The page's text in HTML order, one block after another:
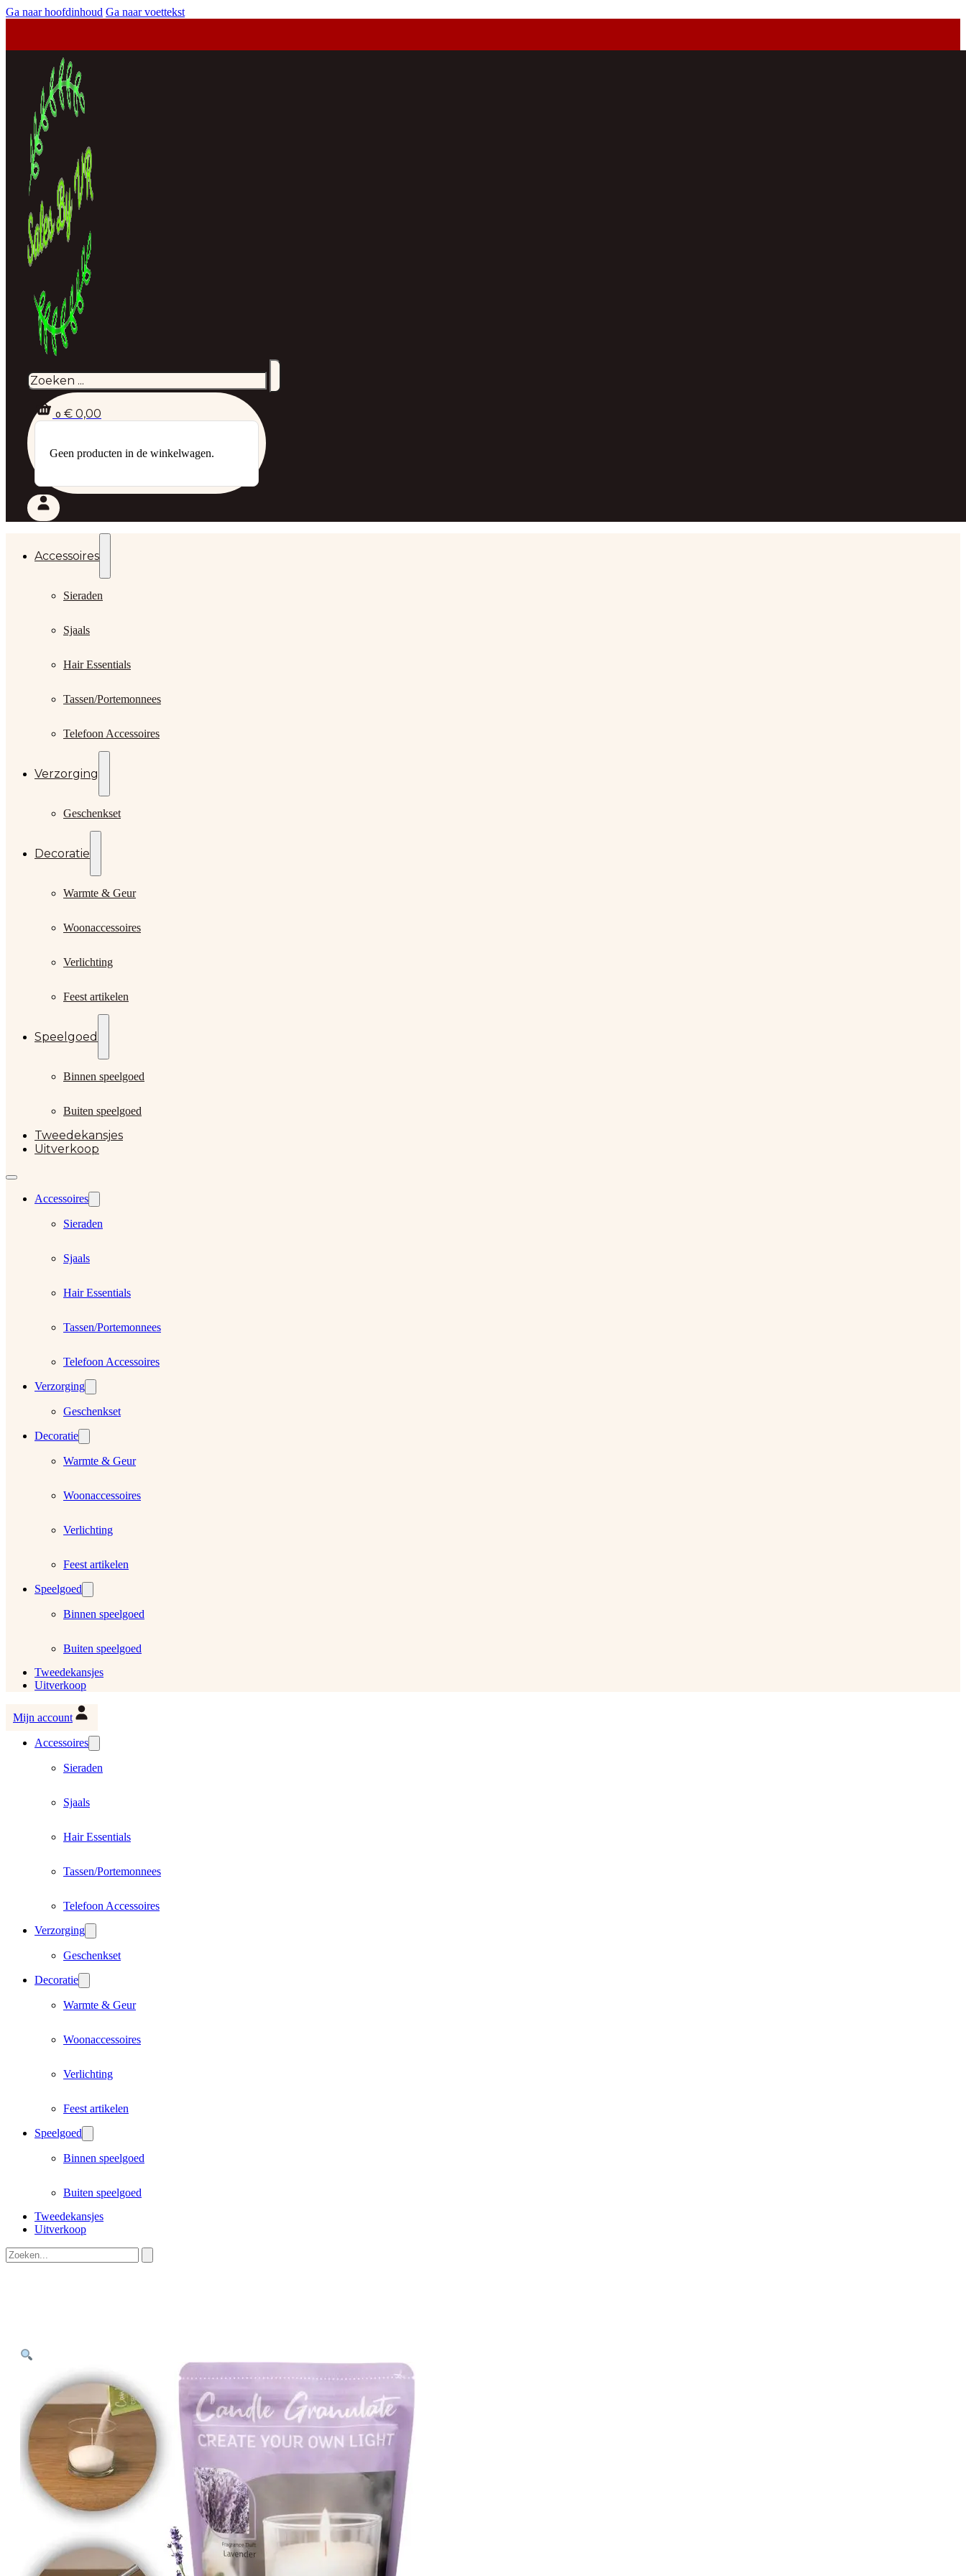
Ga naar hoofdinhoud Ga naar voettekst
0 € 0,00
Geen producten in de winkelwagen.
Accessoires
Sieraden
Sjaals
Hair Essentials
Tassen/Portemonnees
Telefoon Accessoires
Verzorging
Geschenkset
Decoratie
Warmte & Geur
Woonaccessoires
Verlichting
Feest artikelen
Speelgoed
Binnen speelgoed
Buiten speelgoed
Tweedekansjes
Uitverkoop
Accessoires
Sieraden
Sjaals
Hair Essentials
Tassen/Portemonnees
Telefoon Accessoires
Verzorging
Geschenkset
Decoratie
Warmte & Geur
Woonaccessoires
Verlichting
Feest artikelen
Speelgoed
Binnen speelgoed
Buiten speelgoed
Tweedekansjes
Uitverkoop
Mijn account
Accessoires
Sieraden
Sjaals
Hair Essentials
Tassen/Portemonnees
Telefoon Accessoires
Verzorging
Geschenkset
Decoratie
Warmte & Geur
Woonaccessoires
Verlichting
Feest artikelen
Speelgoed
Binnen speelgoed
Buiten speelgoed
Tweedekansjes
Uitverkoop
Zoeken